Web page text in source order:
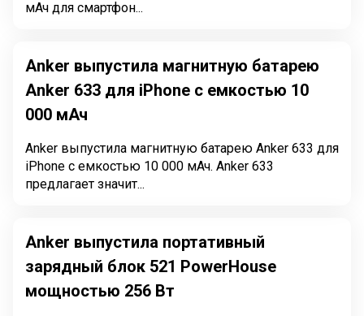
мАч для смартфон...
Anker выпустила магнитную батарею
Anker 633 для iPhone с емкостью 10
000 мАч
Anker выпустила магнитную батарею Anker 633 для
iPhone с емкостью 10 000 мАч. Anker 633
предлагает значит...
Anker выпустила портативный
зарядный блок 521 PowerHouse
мощностью 256 Вт